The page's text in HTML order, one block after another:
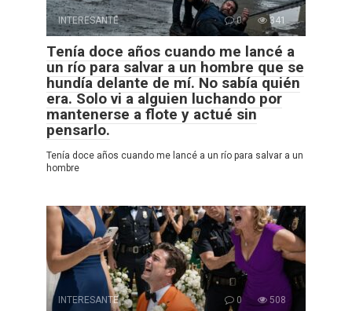
INTERESANTE 0 341
Tenía doce años cuando me lancé a
un río para salvar a un hombre que se
hundía delante de mí. No sabía quién
era. Solo vi a alguien luchando por
mantenerse a flote y actué sin
pensarlo.
Tenía doce años cuando me lancé a un río para salvar a un
hombre
INTERESANTE 0 508